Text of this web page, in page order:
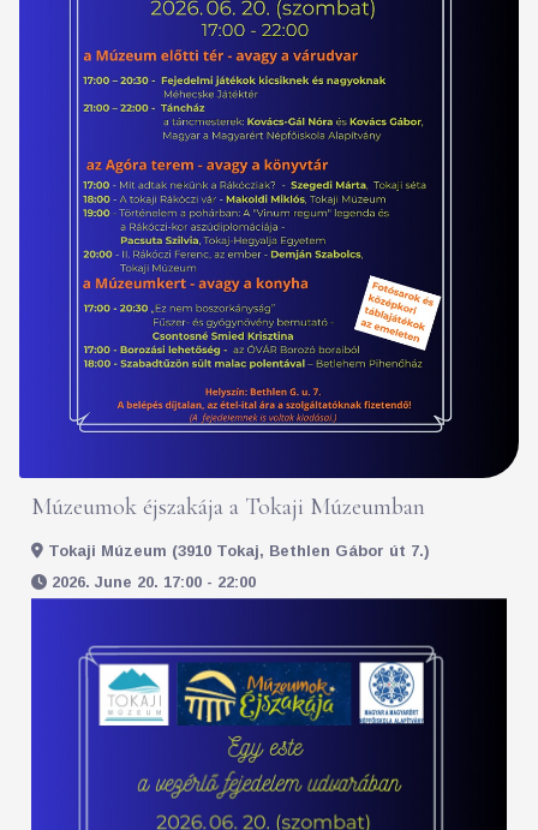
Múzeumok éjszakája a Tokaji Múzeumban
Tokaji Múzeum (3910 Tokaj, Bethlen Gábor út 7.)
2026. June 20. 17:00 - 22:00